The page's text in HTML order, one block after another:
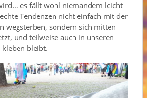
es fällt wohl niemandem leicht
Tendenzen nicht einfach mit der
wegsterben, sondern sich mitten
und teilweise auch in unseren
kleben bleibt.